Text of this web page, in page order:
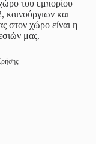
του εμπορίου
καινούργιων και
στον χώρο είναι η
μας.